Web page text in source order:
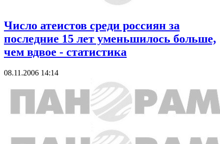
Число атеистов среди россиян за
последние 15 лет уменьшилось больше,
чем вдвое - статистика
08.11.2006 14:14